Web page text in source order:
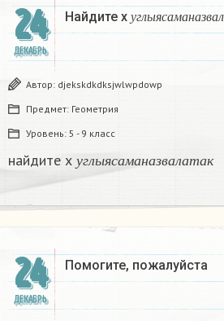
24
ДЕКАБРЬ
Найдите х у гл ыя с ам а н а з в ал
углыясам ан а з
Автор: djekskdkdksjwlwpdowp
Предмет: Геометрия
Уровень: 5 - 9 класс
найдите х у гл ыя с ам а н а з в ал а т а к
24
ДЕКАБРЬ
Помогите, пожалуйста ​